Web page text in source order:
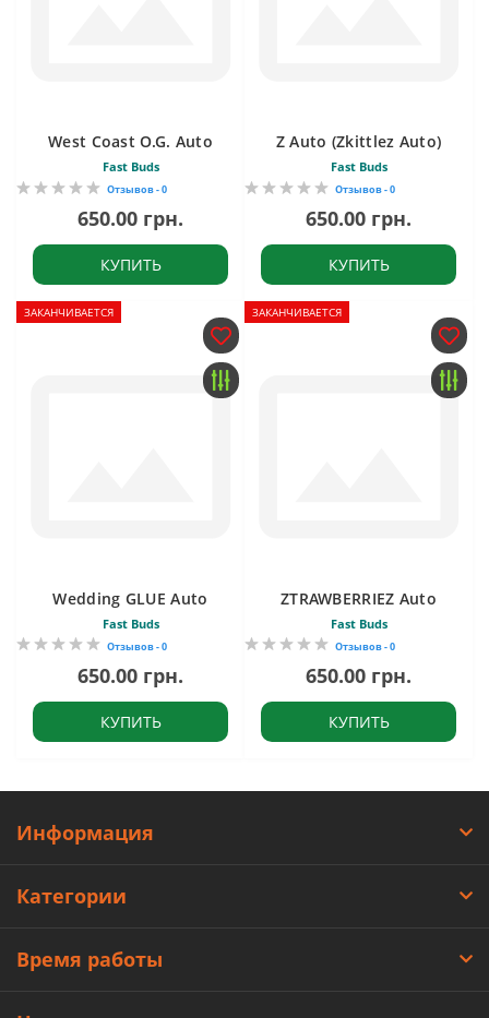
West Coast O.G. Auto
Fast Buds
Отзывов - 0
650.00 грн.
КУПИТЬ
Z Auto (Zkittlez Auto)
Fast Buds
Отзывов - 0
650.00 грн.
КУПИТЬ
ЗАКАНЧИВАЕТСЯ
Wedding GLUE Auto
Fast Buds
Отзывов - 0
650.00 грн.
КУПИТЬ
ЗАКАНЧИВАЕТСЯ
ZTRAWBERRIEZ Auto
Fast Buds
Отзывов - 0
650.00 грн.
КУПИТЬ
Информация
Категории
Время работы